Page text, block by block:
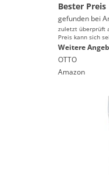
Bester Preis
gefunden bei
zuletzt überprüft
Preis kann sich
Weitere
OTTO
Amazon